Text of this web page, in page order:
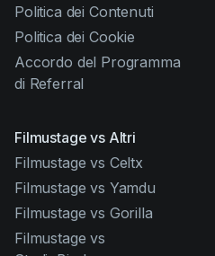
Politica dei Contenuti
Politica dei Cookie
Accordo del Programma
di Referral
Filmustage vs Altri
Filmustage vs Celtx
Filmustage vs Yamdu
Filmustage vs Gorilla
Filmustage vs